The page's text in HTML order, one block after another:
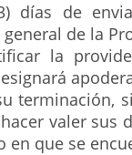
días de
de la
la
terminación,
valer sus
en que se